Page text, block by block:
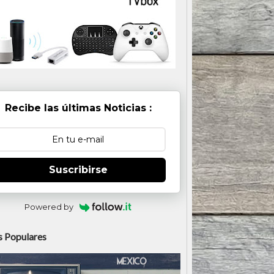
Recibe las últimas Noticias :
Suscribirse
Powered by
Populares